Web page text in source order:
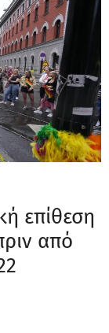
επίθεση
από